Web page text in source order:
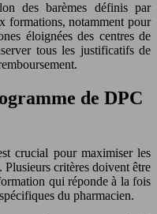
des barèmes définis par
formations, notamment pour
éloignées des centres de
tous les justificatifs de
de DPC
crucial pour maximiser les
Plusieurs critères doivent être
qui réponde à la fois
du pharmacien.